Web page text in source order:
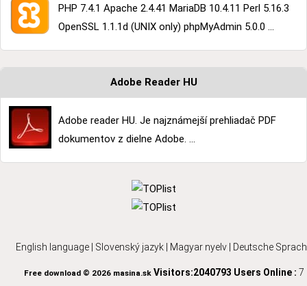
PHP 7.4.1 Apache 2.4.41 MariaDB 10.4.11 Perl 5.16.3
OpenSSL 1.1.1d (UNIX only) phpMyAdmin 5.0.0 ...
Adobe Reader HU
Adobe reader HU. Je najznámejší prehliadač PDF
dokumentov z dielne Adobe. ...
English language Slovenský jazyk Magyar nyelv Deutsche
Free download © 2026 masina.skVisitors:2040793 Users Online : 7